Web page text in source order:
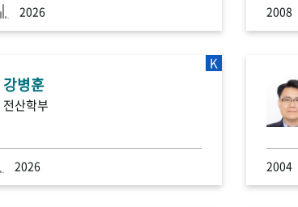
2026 2008
강병훈
전산학부
2026
K
2004